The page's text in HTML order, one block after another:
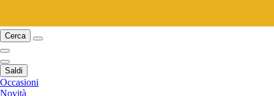
Cerca
Saldi
Occasioni
Novità